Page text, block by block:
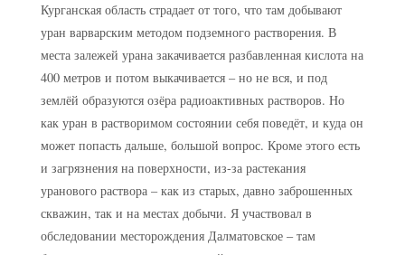
Курганская область страдает от того, что там добывают
уран варварским методом подземного растворения. В
места залежей урана закачивается разбавленная кислота на
400 метров и потом выкачивается – но не вся, и под
землёй образуются озёра радиоактивных растворов. Но
как уран в растворимом состоянии себя поведёт, и куда он
может попасть дальше, большой вопрос. Кроме этого есть
и загрязнения на поверхности, из-за растекания
уранового раствора – как из старых, давно заброшенных
скважин, так и на местах добычи. Я участвовал в
обследовании месторождения Далматовское – там